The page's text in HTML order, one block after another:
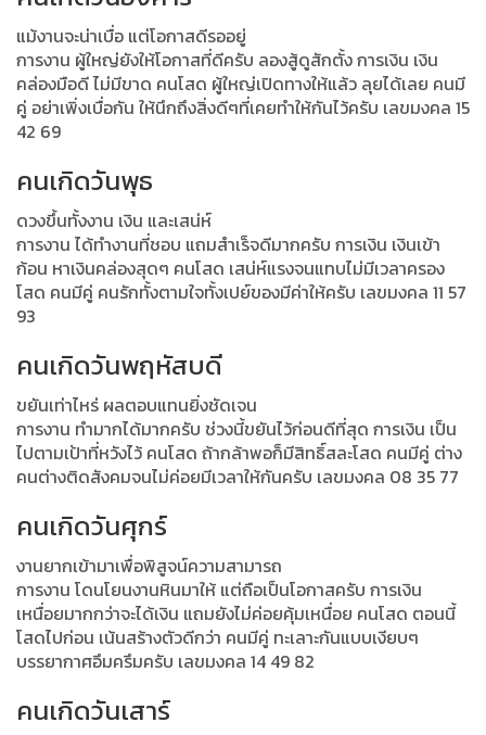
แม้งานจะน่าเบื่อ แต่โอกาสดีรออยู่
การงาน ผู้ใหญ่ยังให้โอกาสที่ดีครับ ลองสู้ดูสักตั้ง การเงิน เงิน
คล่องมือดี ไม่มีขาด คนโสด ผู้ใหญ่เปิดทางให้แล้ว ลุยได้เลย คนมี
คู่ อย่าเพิ่งเบื่อกัน ให้นึกถึงสิ่งดีๆที่เคยทำให้กันไว้ครับ เลขมงคล 15
42 69
คนเกิดวันพุธ
ดวงขึ้นทั้งงาน เงิน และเสน่ห์
การงาน ได้ทำงานที่ชอบ แถมสำเร็จดีมากครับ การเงิน เงินเข้า
ก้อน หาเงินคล่องสุดๆ คนโสด เสน่ห์แรงจนแทบไม่มีเวลาครอง
โสด คนมีคู่ คนรักทั้งตามใจทั้งเปย์ของมีค่าให้ครับ เลขมงคล 11 57
93
คนเกิดวันพฤหัสบดี
ขยันเท่าไหร่ ผลตอบแทนยิ่งชัดเจน
การงาน ทำมากได้มากครับ ช่วงนี้ขยันไว้ก่อนดีที่สุด การเงิน เป็น
ไปตามเป้าที่หวังไว้ คนโสด ถ้ากล้าพอก็มีสิทธิ์สละโสด คนมีคู่ ต่าง
คนต่างติดสังคมจนไม่ค่อยมีเวลาให้กันครับ เลขมงคล 08 35 77
คนเกิดวันศุกร์
งานยากเข้ามาเพื่อพิสูจน์ความสามารถ
การงาน โดนโยนงานหินมาให้ แต่ถือเป็นโอกาสครับ การเงิน
เหนื่อยมากกว่าจะได้เงิน แถมยังไม่ค่อยคุ้มเหนื่อย คนโสด ตอนนี้
โสดไปก่อน เน้นสร้างตัวดีกว่า คนมีคู่ ทะเลาะกันแบบเงียบๆ
บรรยากาศอึมครึมครับ เลขมงคล 14 49 82
คนเกิดวันเสาร์